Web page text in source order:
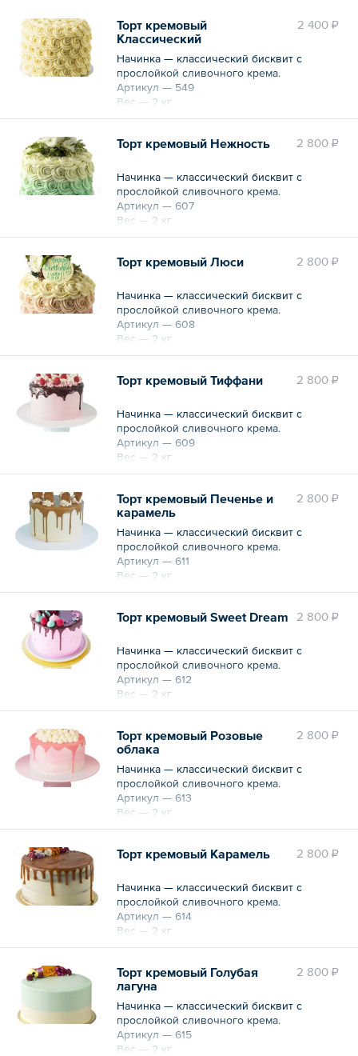
2 400 ₽
Торт кремовый
Классический
Начинка — классический бисквит с
прослойкой сливочного крема.
Артикул — 549
Вес — 2 кг
2 800 ₽
Торт кремовый Нежность
Начинка — классический бисквит с
прослойкой сливочного крема.
Артикул — 607
Вес — 2 кг
2 800 ₽
Торт кремовый Люси
Начинка — классический бисквит с
прослойкой сливочного крема.
Артикул — 608
Вес — 2 кг
2 800 ₽
Торт кремовый Тиффани
Начинка — классический бисквит с
прослойкой сливочного крема.
Артикул — 609
Вес — 2 кг
2 800 ₽
Торт кремовый Печенье и
карамель
Начинка — классический бисквит с
прослойкой сливочного крема.
Артикул — 611
Вес — 2 кг
2 800 ₽
Торт кремовый Sweet Dream
Начинка — классический бисквит с
прослойкой сливочного крема.
Артикул — 612
Вес — 2 кг
2 800 ₽
Торт кремовый Розовые
облака
Начинка — классический бисквит с
прослойкой сливочного крема.
Артикул — 613
Вес — 2 кг
2 800 ₽
Торт кремовый Карамель
Начинка — классический бисквит с
прослойкой сливочного крема.
Артикул — 614
Вес — 2 кг
2 800 ₽
Торт кремовый Голубая
лагуна
Начинка — классический бисквит с
прослойкой сливочного крема.
Артикул — 615
Вес — 2 кг